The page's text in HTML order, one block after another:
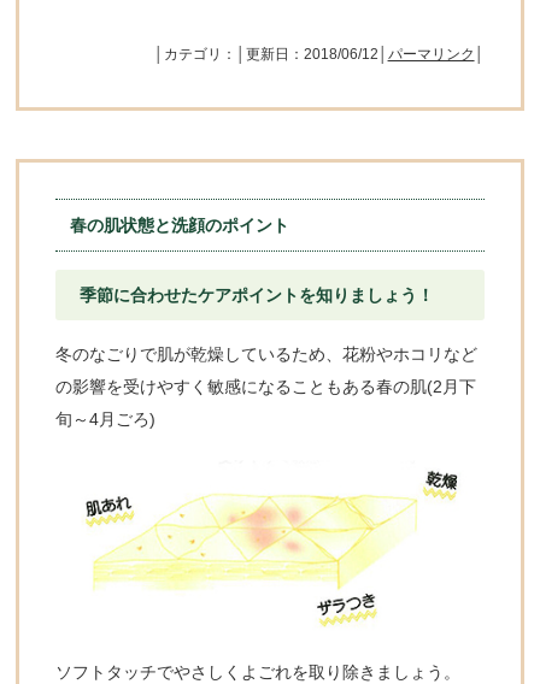
│カテゴリ：│更新日：2018/06/12│ パーマリンク
春の肌状態と洗顔のポイント
季節に合わせたケアポイントを知りましょう！
冬のなごりで肌が乾燥しているため、花粉やホコリなど
の影響を受けやすく敏感になることもある春の肌(2月下
旬～4月ごろ)
ソフトタッチでやさしくよごれを取り除きましょう。